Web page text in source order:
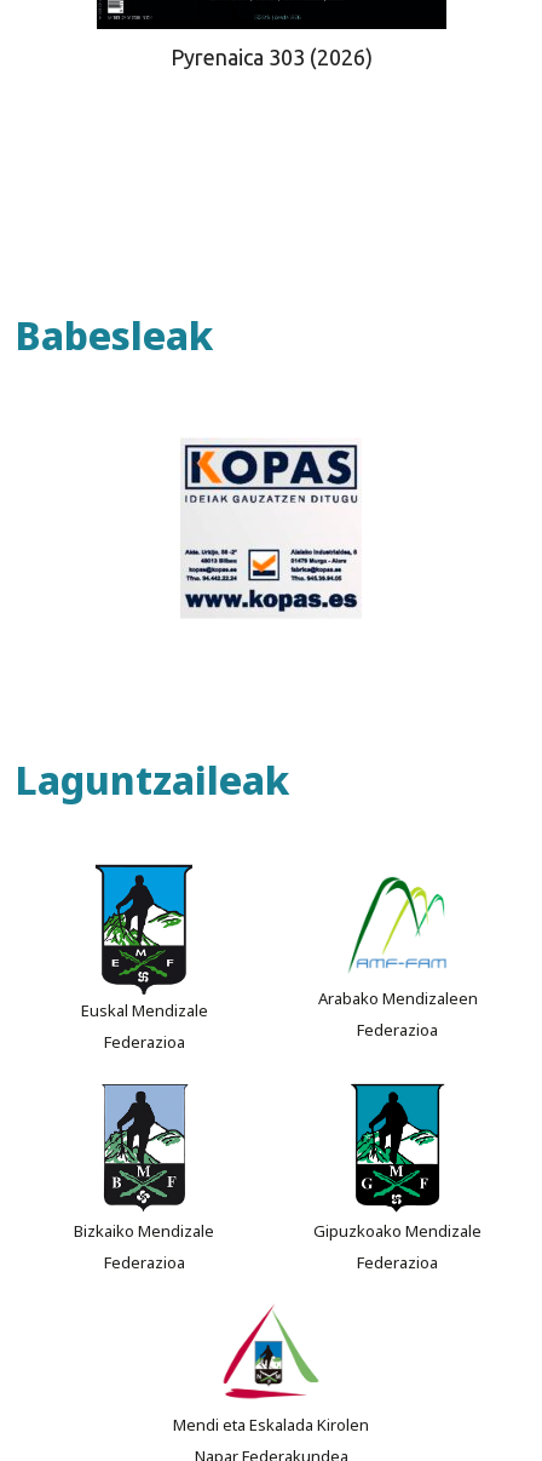
Pyrenaica 303 (2026)
Babesleak
Laguntzaileak
Euskal Mendizale
Federazioa
Arabako Mendizaleen
Federazioa
Bizkaiko Mendizale
Federazioa
Gipuzkoako Mendizale
Federazioa
Mendi eta Eskalada Kirolen
Napar Federakundea